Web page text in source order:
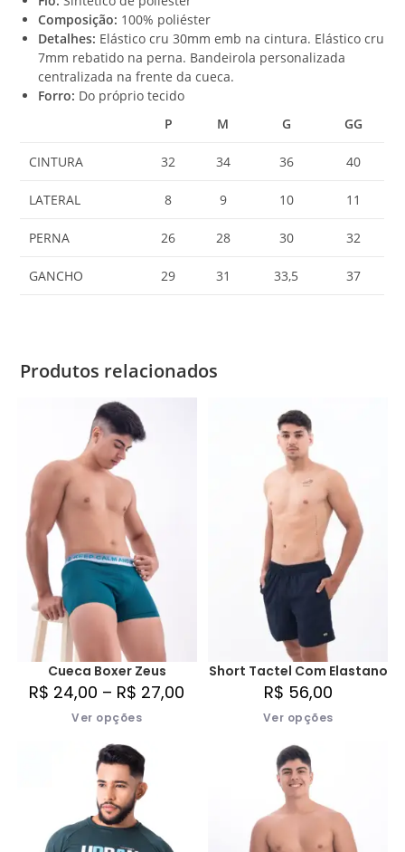
Composição: 100% poliéster
Detalhes: Elástico cru 30mm emb na cintura. Elástico cru
7mm rebatido na perna. Bandeirola personalizada
centralizada na frente da cueca.
Forro: Do próprio tecido
P
M G GG
CINTURA 32 34 36 40
LATERAL 8 9 10 11
PERNA 26 28 30 32
GANCHO 29 31 33,5 37
Produtos relacionados
Cueca Boxer Zeus
R$ 24,00 – R$ 27,00
Ver opções
Short Tactel Com Elastano
R$ 56,00
Ver opções